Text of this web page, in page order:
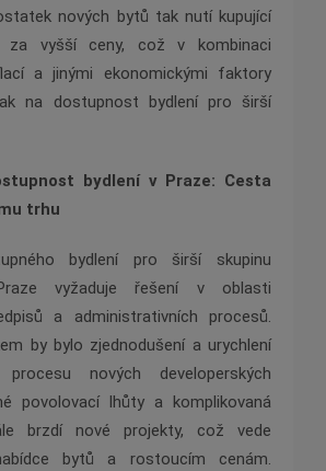
nových bytů tak nutí kupující
za vyšší ceny, což v kombinaci
a jinými ekonomickými faktory
na dostupnost bydlení pro širší
bydlení v Praze: Cesta
trhu
bydlení pro širší skupinu
vyžaduje řešení v oblasti
a administrativních procesů.
by bylo zjednodušení a urychlení
procesu nových developerských
povolovací lhůty a komplikovaná
brzdí nové projekty, což vede
bytů a rostoucím cenám.